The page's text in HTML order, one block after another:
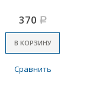
370 Р
В КОРЗИНУ
Сравнить